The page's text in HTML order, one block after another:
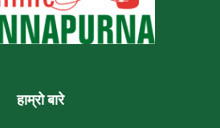
हाम्रो बारे